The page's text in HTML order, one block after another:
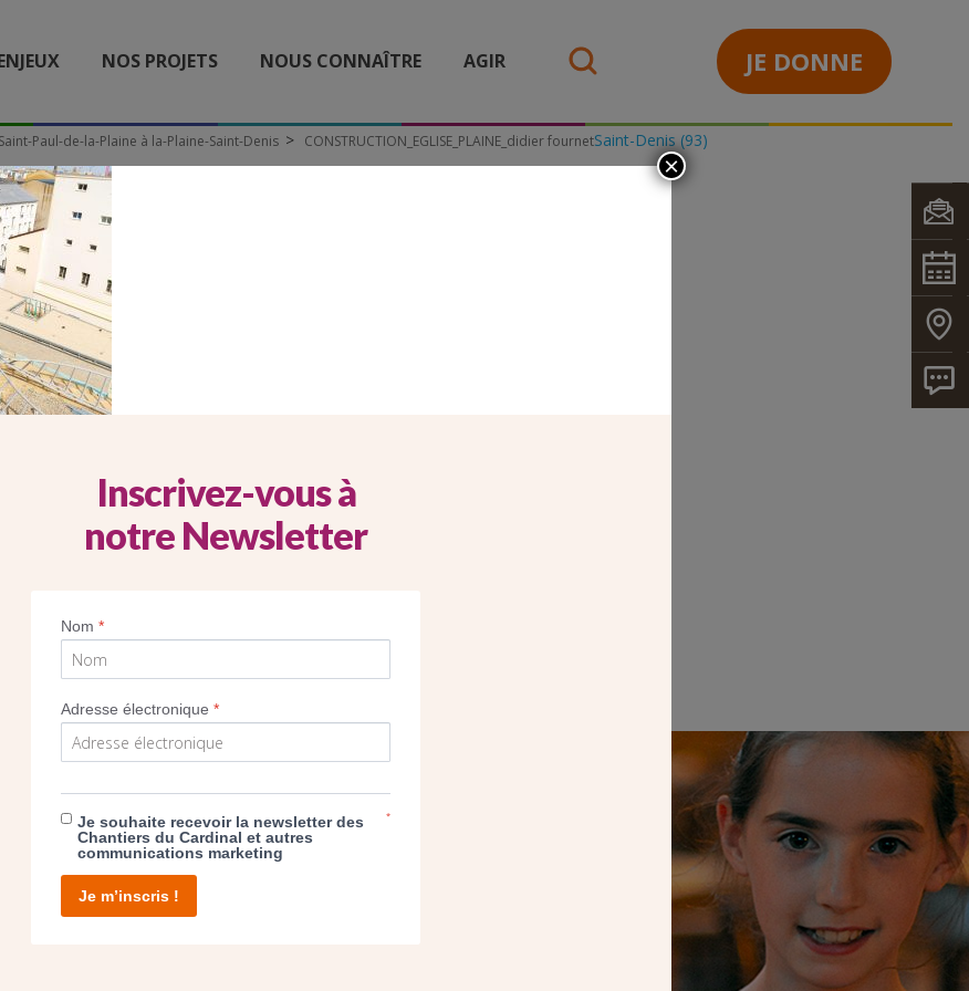
NOS PROJETS NOUS CONNAÎTRE AGIR JE DONNE
Saint-Denis (93)
Paul-de-la-Plaine à la-Plaine-Saint-Denis CONSTRUCTION_EGLISE_PLAINE_didier fournet
D’AGIR
Inscrivez-vous à
notre Newsletter
Nom*
Adresse électronique*
Je souhaite recevoir la newsletter des
Chantiers du Cardinal et autres
communications marketing
*
Je m’inscris !
×